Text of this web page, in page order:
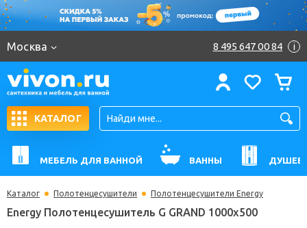
Москва 8 495 647 00 84 i
КАТАЛОГ
МЕБЕЛЬ ДЛЯ ВАННОЙ ВАННЫ
Каталог Полотенцесушители Полотенцесушители Energy